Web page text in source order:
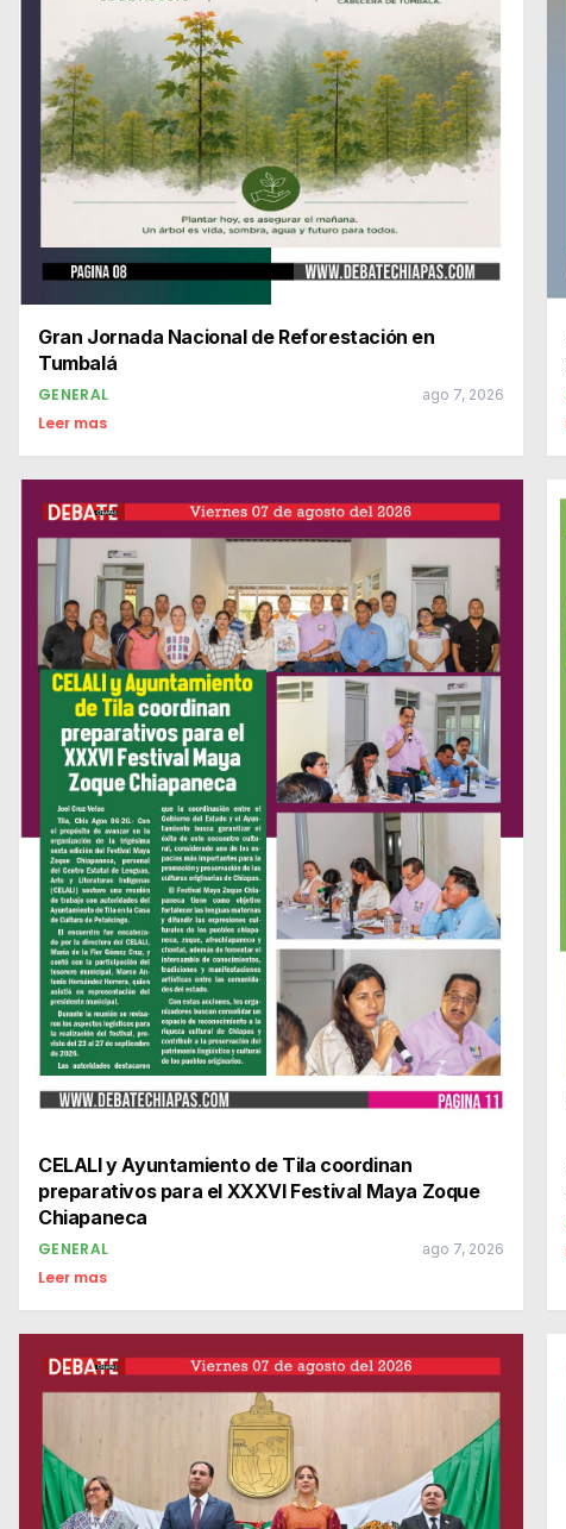
Gran Jornada Nacional de Reforestación en
Tumbalá
GENERAL ago 7, 2026
Leer mas
CELALI y Ayuntamiento de Tila coordinan
preparativos para el XXXVI Festival Maya Zoque
Chiapaneca
GENERAL ago 7, 2026
Leer mas